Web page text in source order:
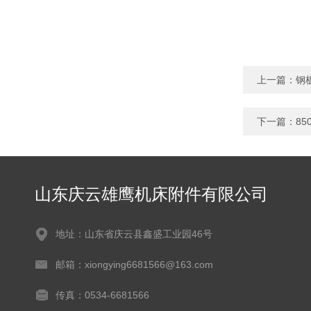
上一篇： 钢
下一篇：
山东庆云雄鹰机床附件有限公司
地址：山东省庆云县鑫盛工业园46号
邮箱：xiongying6681566@163.com
传真：0534-6681566